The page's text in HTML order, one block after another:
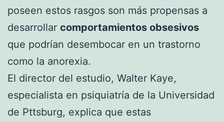
poseen estos rasgos son más propensas a
desarrollar comportamientos obsesivos
que podrían desembocar en un trastorno
como la anorexia.
El director del estudio, Walter Kaye,
especialista en psiquiatría de la Universidad
de Pttsburg, explica que estas